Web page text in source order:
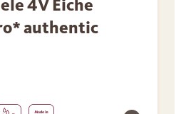
4V Eiche
authentic